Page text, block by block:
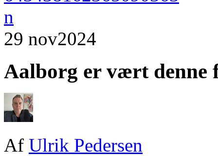
29 nov2024
Aalborg er vært denne
Af Ulrik Pedersen